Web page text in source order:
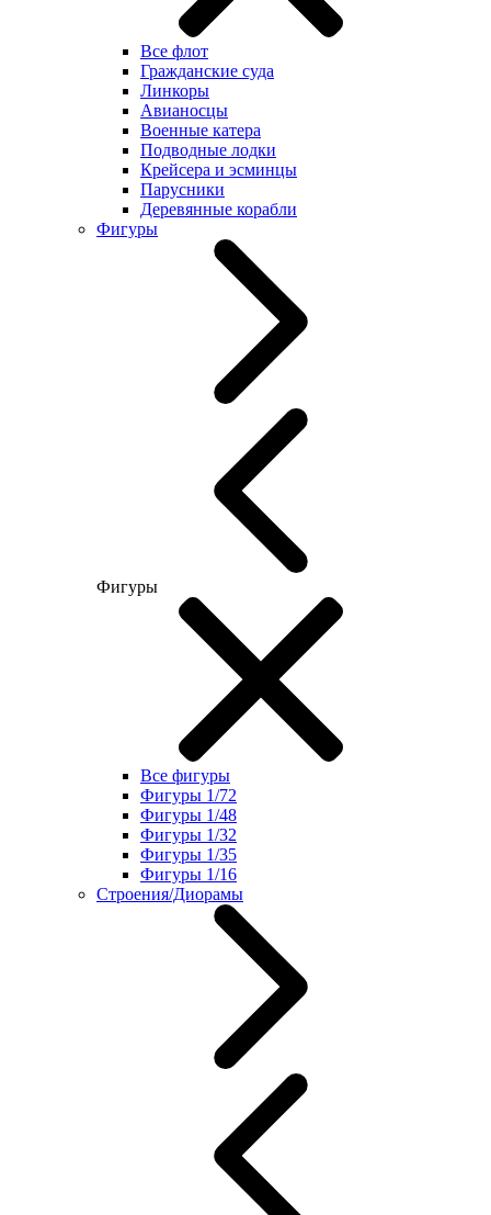
Все флот
Гражданские суда
Линкоры
Авианосцы
Военные катера
Подводные лодки
Крейсера и эсминцы
Парусники
Деревянные корабли
Фигуры
Фигуры
Все фигуры
Фигуры 1/72
Фигуры 1/48
Фигуры 1/32
Фигуры 1/35
Фигуры 1/16
Строения/Диорамы